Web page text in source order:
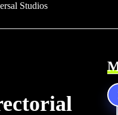
Studios